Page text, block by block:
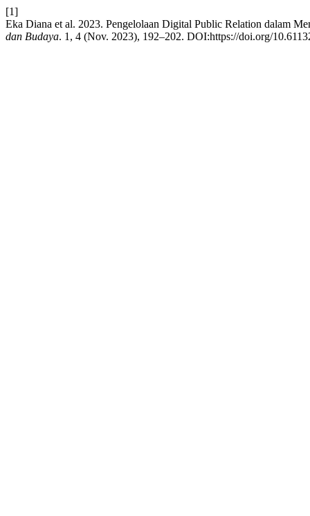
[1]
Eka Diana et al. 2023. Pengelolaan Digital Public Relation dalam
dan Budaya. 1, 4 (Nov. 2023), 192–202. DOI:https://doi.org/